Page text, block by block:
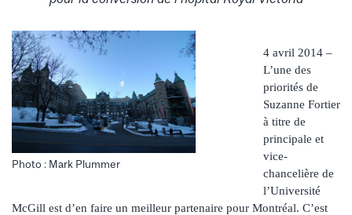
Photo : Mark Plummer
4 avril 2014 –
L’une des
priorités de
Suzanne Fortier
à titre de
principale et
vice-
chancelière de
l’Université
McGill est d’en faire un meilleur partenaire pour Montréal. C’est